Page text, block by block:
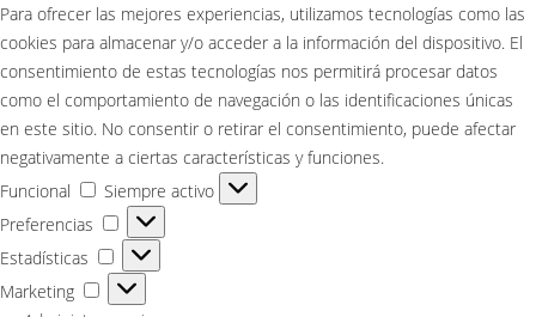
Para ofrecer las mejores experiencias, utilizamos tecnologías como las
cookies para almacenar y/o acceder a la información del dispositivo. El
consentimiento de estas tecnologías nos permitirá procesar datos
como el comportamiento de navegación o las identificaciones únicas
en este sitio. No consentir o retirar el consentimiento, puede afectar
negativamente a ciertas características y funciones.
Funcional
Funcional
Siempre activo
Preferencias
Preferencias
Estadísticas
Estadísticas
Marketing
Marketing